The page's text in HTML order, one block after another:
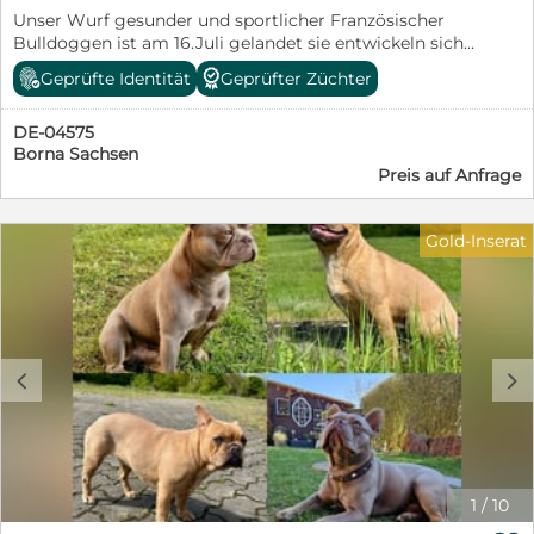
Unser Wurf gesunder und sportlicher Französischer
Bulldoggen ist am 16.Juli gelandet sie entwickeln sich
prächtig und wir vergeben nun unsere Termine zum
persönlichen Kennenlernen!
Geprüfte Identität Geprüfter Züchter
DE-04575
Borna Sachsen
Preis auf Anfrage
1 / 10
c d
Gold-Inserat